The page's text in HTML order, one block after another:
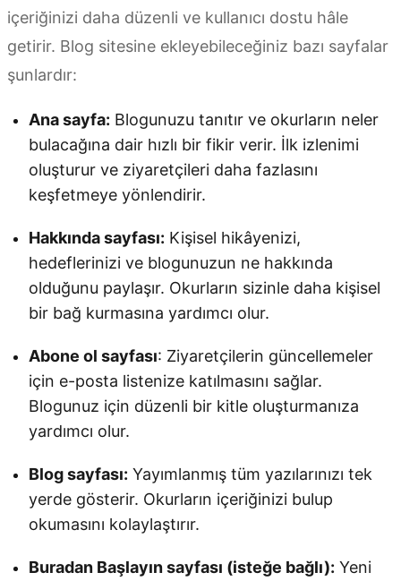
içeriğinizi daha düzenli ve kullanıcı dostu hâle
getirir. Blog sitesine ekleyebileceğiniz bazı sayfalar
şunlardır:
Ana sayfa: Blogunuzu tanıtır ve okurların neler
bulacağına dair hızlı bir fikir verir. İlk izlenimi
oluşturur ve ziyaretçileri daha fazlasını
keşfetmeye yönlendirir.
Hakkında sayfası: Kişisel hikâyenizi,
hedeflerinizi ve blogunuzun ne hakkında
olduğunu paylaşır. Okurların sizinle daha kişisel
bir bağ kurmasına yardımcı olur.
Abone ol sayfası: Ziyaretçilerin güncellemeler
için e-posta listenize katılmasını sağlar.
Blogunuz için düzenli bir kitle oluşturmanıza
yardımcı olur.
Blog sayfası: Yayımlanmış tüm yazılarınızı tek
yerde gösterir. Okurların içeriğinizi bulup
okumasını kolaylaştırır.
Buradan Başlayın sayfası (isteğe bağlı): Yeni